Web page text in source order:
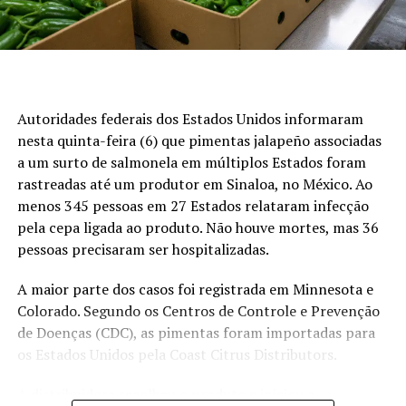
Preços da arroba do boi gordo
Goiás:R$ 333,93 por arroba
Minas Gerais:R$ 335,29 por arroba
Mato Grosso do Sul:R$ 341,82 por arroba
Mato Grosso:R$ 332,42 por arroba
Atacado
No atacado, o quarto dianteiro foi precificado em R$
21,50 por quilo, com alta de R$ 0,50. A ponta de agulha
permaneceu cotada em R$ 20,00 por quilo, enquanto o
valorização de R$ 0,50.
Autoridades federais dos Estados Unidos informaram
nesta quinta-feira (6) que pimentas jalapeño associadas
a um surto de salmonela em múltiplos Estados foram
rastreadas até um produtor em Sinaloa, no México. Ao
menos 345 pessoas em 27 Estados relataram infecção
pela cepa ligada ao produto. Não houve mortes, mas 36
pessoas precisaram ser hospitalizadas.
A maior parte dos casos foi registrada em Minnesota e
Colorado. Segundo os Centros de Controle e Prevenção
de Doenças (CDC), as pimentas foram importadas para
os Estados Unidos pela Coast Citrus Distributors.